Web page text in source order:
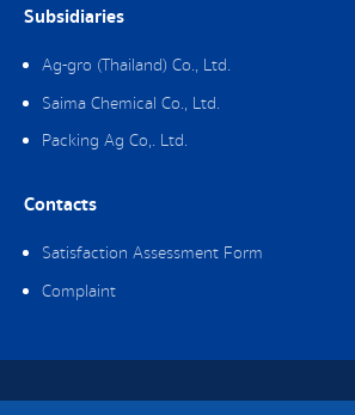
Subsidiaries
Ag-gro (Thailand) Co., Ltd.
Saima Chemical Co., Ltd.
Packing Ag Co,. Ltd.
Contacts
Satisfaction Assessment Form
Complaint